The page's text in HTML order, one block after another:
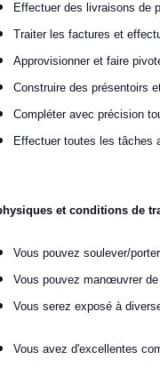
Effectuer des livraisons de
Traiter les factures et
Approvisionner et faire
Construire des présentoirs
Compléter avec précision
Effectuer toutes les tâches
et conditions de
Vous pouvez soulever/
Vous pouvez manœuvrer
Vous serez exposé à
Vous avez d'excellentes